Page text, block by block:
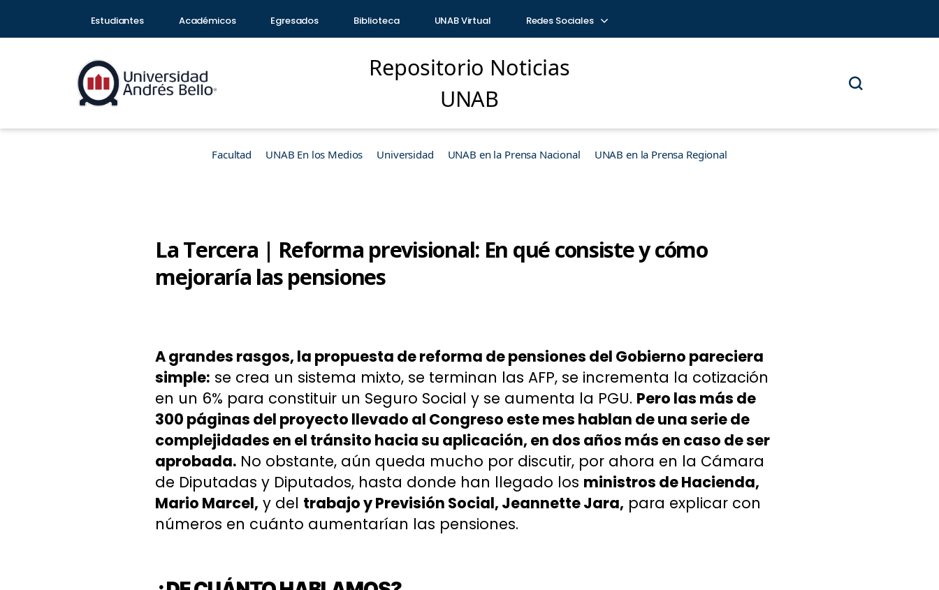
Estudiantes Académicos Egresados Biblioteca UNAB Virtual Redes Sociales
Repositorio Noticias
UNAB
Facultad UNAB En los Medios Universidad UNAB en la Prensa Nacional UNAB en la Prensa Regional
La Tercera | Reforma previsional: En qué consiste y cómo
mejoraría las pensiones
A grandes rasgos, la propuesta de reforma de pensiones del Gobierno pareciera
simple: se crea un sistema mixto, se terminan las AFP, se incrementa la cotización
en un 6% para constituir un Seguro Social y se aumenta la PGU. Pero las más de
300 páginas del proyecto llevado al Congreso este mes hablan de una serie de
complejidades en el tránsito hacia su aplicación, en dos años más en caso de ser
aprobada. No obstante, aún queda mucho por discutir, por ahora en la Cámara
de Diputadas y Diputados, hasta donde han llegado los ministros de Hacienda,
Mario Marcel, y del trabajo y Previsión Social, Jeannette Jara, para explicar con
números en cuánto aumentarían las pensiones.